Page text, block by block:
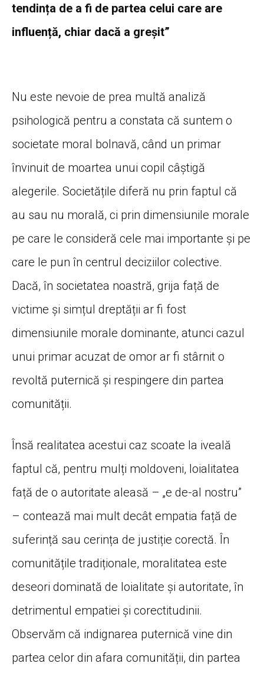
tendința de a fi de partea celui care are
influență, chiar dacă a greșit”
Nu este nevoie de prea multă analiză
psihologică pentru a constata că suntem o
societate moral bolnavă, când un primar
învinuit de moartea unui copil câștigă
alegerile. Societățile diferă nu prin faptul că
au sau nu morală, ci prin dimensiunile morale
pe care le consideră cele mai importante și pe
care le pun în centrul deciziilor colective.
Dacă, în societatea noastră, grija față de
victime și simțul dreptății ar fi fost
dimensiunile morale dominante, atunci cazul
unui primar acuzat de omor ar fi stârnit o
revoltă puternică și respingere din partea
comunității.
Însă realitatea acestui caz scoate la iveală
faptul că, pentru mulți moldoveni, loialitatea
față de o autoritate aleasă – „e de-al nostru”
– contează mai mult decât empatia față de
suferință sau cerința de justiție corectă. În
comunitățile tradiționale, moralitatea este
deseori dominată de loialitate și autoritate, în
detrimentul empatiei și corectitudinii.
Observăm că indignarea puternică vine din
partea celor din afara comunității, din partea